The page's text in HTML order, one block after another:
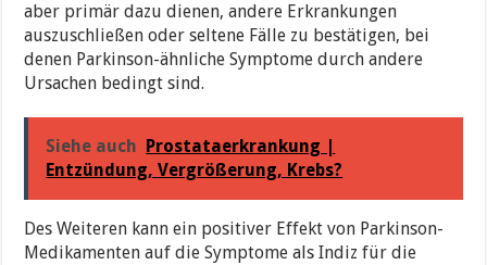
aber primär dazu dienen, andere Erkrankungen
auszuschließen oder seltene Fälle zu bestätigen, bei
denen Parkinson-ähnliche Symptome durch andere
Ursachen bedingt sind.
Siehe auch
Prostataerkrankung |
Entzündung, Vergrößerung, Krebs?
Des Weiteren kann ein positiver Effekt von Parkinson-
Medikamenten auf die Symptome als Indiz für die